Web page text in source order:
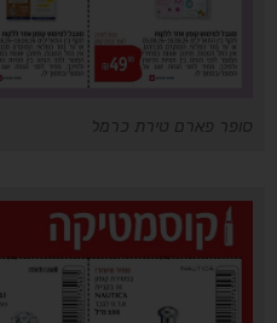
סופר פארם טירת כרמל